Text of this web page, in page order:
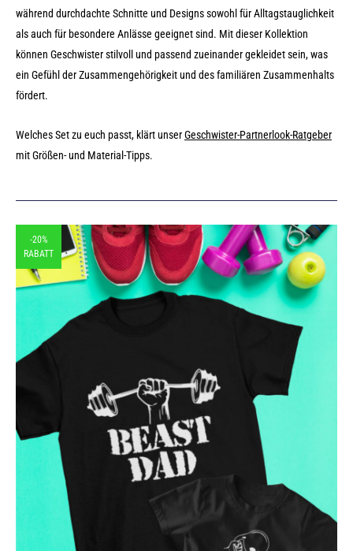
während durchdachte Schnitte und Designs sowohl für Alltagstauglichkeit
als auch für besondere Anlässe geeignet sind. Mit dieser Kollektion
können Geschwister stilvoll und passend zueinander gekleidet sein, was
ein Gefühl der Zusammengehörigkeit und des familiären Zusammenhalts
fördert.
Welches Set zu euch passt, klärt unserGeschwister-Partnerlook-Ratgeber
mit Größen- und Material-Tipps.
-20%
RABATT